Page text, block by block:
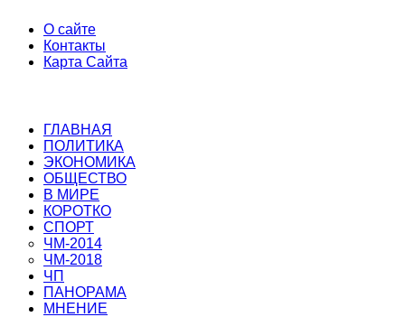
О сайте
Контакты
Карта Сайта
ГЛАВНАЯ
ПОЛИТИКА
ЭКОНОМИКА
ОБЩЕСТВО
В МИРЕ
КОРОТКО
СПОРТ
ЧМ-2014
ЧМ-2018
ЧП
ПАНОРАМА
МНЕНИЕ